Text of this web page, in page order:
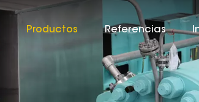
Productos Referencias